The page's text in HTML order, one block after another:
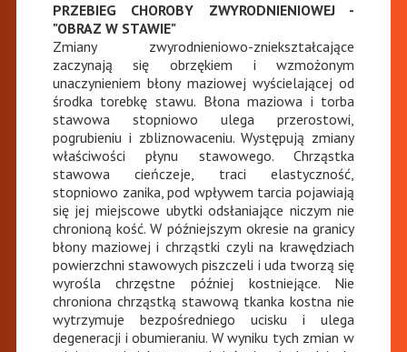
PRZEBIEG CHOROBY ZWYRODNIENIOWEJ -
"OBRAZ W STAWIE"
Zmiany zwyrodnieniowo-zniekształcające
zaczynają się obrzękiem i wzmożonym
unaczynieniem błony maziowej wyścielającej od
środka torebkę stawu. Błona maziowa i torba
stawowa stopniowo ulega przerostowi,
pogrubieniu i zbliznowaceniu. Występują zmiany
właściwości płynu stawowego. Chrząstka
stawowa cieńczeje, traci elastyczność,
stopniowo zanika, pod wpływem tarcia pojawiają
się jej miejscowe ubytki odsłaniające niczym nie
chronioną kość. W późniejszym okresie na granicy
błony maziowej i chrząstki czyli na krawędziach
powierzchni stawowych piszczeli i uda tworzą się
wyrośla chrzęstne później kostniejące. Nie
chroniona chrząstką stawową tkanka kostna nie
wytrzymuje bezpośredniego ucisku i ulega
degeneracji i obumieraniu. W wyniku tych zmian w